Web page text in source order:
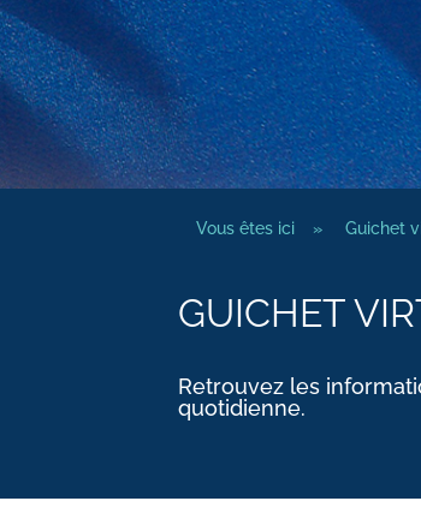
Vous êtes ici » Guichet
GUICHET
Retrouvez les
quotidienne.